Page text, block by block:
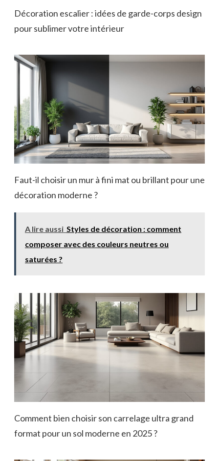
Décoration escalier : idées de garde-corps design
pour sublimer votre intérieur
Faut-il choisir un mur à fini mat ou brillant pour une
décoration moderne ?
A lire aussi Styles de décoration : comment
composer avec des couleurs neutres ou
saturées ?
Comment bien choisir son carrelage ultra grand
format pour un sol moderne en 2025 ?